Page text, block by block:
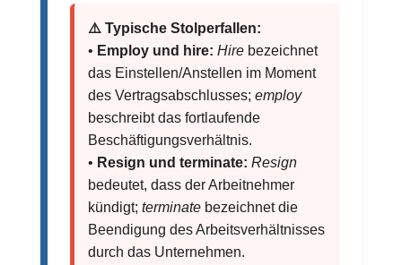
⚠️ Typische Stolperfallen:
• Employ und hire: Hirebezeichnet
das Einstellen/Anstellen im Moment
des Vertragsabschlusses; employ
beschreibt das fortlaufende
Beschäftigungsverhältnis.
• Resign und terminate: Resign
bedeutet, dass der Arbeitnehmer
kündigt; terminatebezeichnet die
Beendigung des Arbeitsverhältnisses
durch das Unternehmen.